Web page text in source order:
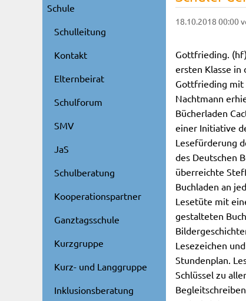
18.10.2018 00:00
Gottfrieding.
ersten Klasse in
Gottfrieding mit
Nachtmann
Bücherladen
einer Initiative
Lesefürderung
des Deutschen
überreichte
Buchladen an
Lesetüte mit
gestalteten
Lesezeichen
Stundenplan.
Schlüssel zu
Schule
Schulleitung
Kontakt
Elternbeirat
Schulforum
SMV
JaS
Schulberatung
Kooperationspartner
Ganztagsschule
Kurzgruppe
Kurz- und Langgruppe
Inklusionsberatung